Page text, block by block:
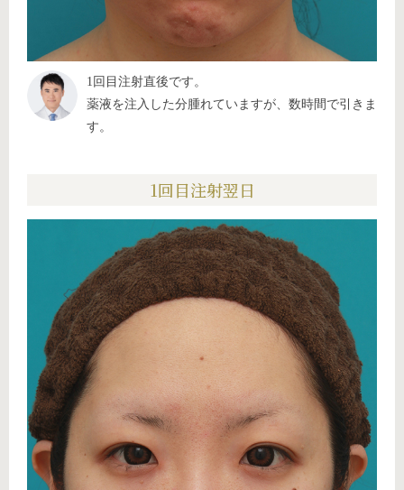
1回目注射直後です。
薬液を注入した分腫れていますが、数時間で引きま
す。
1回目注射翌日